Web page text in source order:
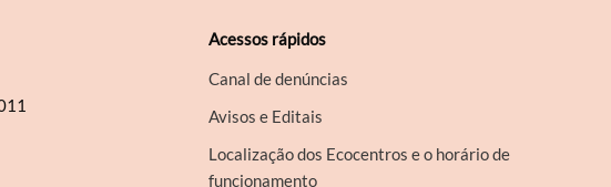
Acessos rápidos
Canal de denúncias
Avisos e Editais
Localização dos Ecocentros e o horário de
funcionamento